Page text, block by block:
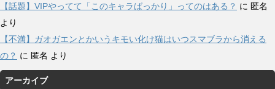
【話題】VIPやってて「このキャラばっかり」ってのはある？ に 匿名
より
【不満】ガオガエンとかいうキモい化け猫はいつスマブラから消える
の？ に 匿名 より
アーカイブ